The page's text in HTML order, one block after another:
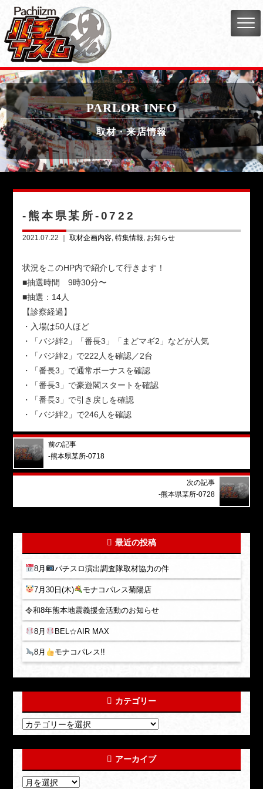
PARLOR INFO
取材・来店情報
-熊本県某所-0722
2021.07.22 ｜取材企画内容 特集情報 お知らせ
状況をこのHP内で紹介して行きます！
■抽選時間 9時30分〜
■抽選：14人
【診察経過】
・入場は50人ほど
・「バジ絆2」「番長3」「まどマギ2」などが人気
・「バジ絆2」で222人を確認／2台
・「番長3」で通常ボーナスを確認
・「番長3」で豪遊閣スタートを確認
・「番長3」で引き戻しを確認
・「バジ絆2」で246人を確認
前の記事
-熊本県某所-0718
次の記事
-熊本県某所-0728
最近の投稿
8月 パチスロ演出調査隊取材協力の件
7月30日(木) モナコパレス菊陽店
令和8年熊本地震義援金活動のお知らせ
8月 BEL☆AIR MAX
8月 モナコパレス!!
カテゴリー
アーカイブ